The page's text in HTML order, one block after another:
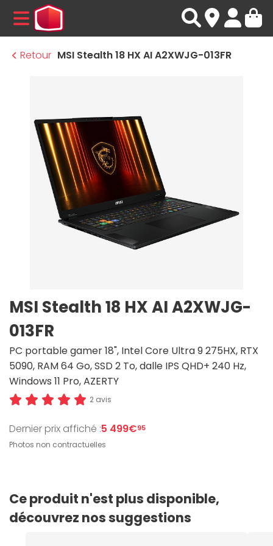
MENU
Retour MSI Stealth 18 HX AI A2XWJG-013FR
MSI Stealth 18 HX AI A2XWJG-
013FR
PC portable gamer 18", Intel Core Ultra 9 275HX, RTX
5090, RAM 64 Go, SSD 2 To, dalle IPS QHD+ 240 Hz,
Windows 11 Pro, AZERTY
2 avis
Dernier prix affiché :5 499€95
Photos non contractuelles
Ce produit n'est plus disponible,
découvrez nos suggestions